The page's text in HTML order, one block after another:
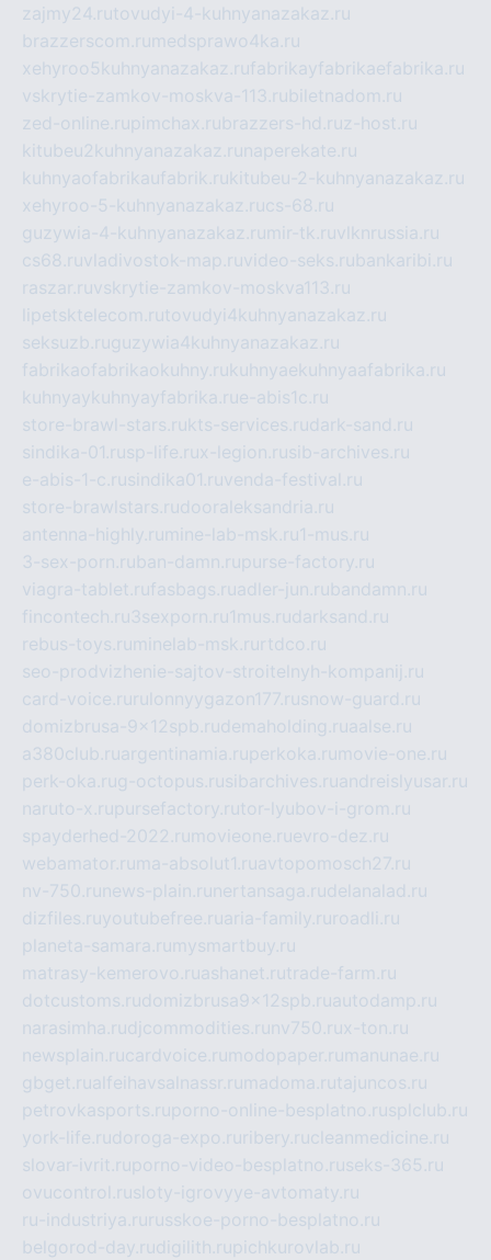
zajmy24.rutovudyi-4-kuhnyanazakaz.ru
brazzerscom.ru medsprawo4ka.ru
xehyroo5kuhnyanazakaz.rufabrikayfabrikaefabrika.ru
vskrytie-zamkov-moskva-113.rubiletnadom.ru
zed-online.rupimchax.rubrazzers-hd.ruz-host.ru
kitubeu2kuhnyanazakaz.ru naperekate.ru
kuhnyaofabrikaufabrik.rukitubeu-2-kuhnyanazakaz.ru
xehyroo-5-kuhnyanazakaz.rucs-68.ru
guzywia-4-kuhnyanazakaz.ru mir-tk.ruvlknrussia.ru
cs68.ruvladivostok-map.ruvideo-seks.rubankaribi.ru
raszar.ruvskrytie-zamkov-moskva113.ru
lipetsktelecom.rutovudyi4kuhnyanazakaz.ru
seksuzb.ruguzywia4kuhnyanazakaz.ru
fabrikaofabrikaokuhny.rukuhnyaekuhnyaafabrika.ru
kuhnyaykuhnyayfabrika.rue-abis1c.ru
store-brawl-stars.rukts-services.rudark-sand.ru
sindika-01.rusp-life.rux-legion.rusib-archives.ru
e-abis-1-c.rusindika01.ruvenda-festival.ru
store-brawlstars.rudooraleksandria.ru
antenna-highly.ru mine-lab-msk.ru1-mus.ru
3-sex-porn.ruban-damn.rupurse-factory.ru
viagra-tablet.rufasbags.ruadler-jun.rubandamn.ru
fincontech.ru3sexporn.ru1mus.rudarksand.ru
rebus-toys.ru minelab-msk.ru rtdco.ru
seo-prodvizhenie-sajtov-stroitelnyh-kompanij.ru
card-voice.ru rulonnyygazon177.rusnow-guard.ru
domizbrusa-9x12spb.rudemaholding.ruaalse.ru
a380club.ruargentinamia.ruperkoka.ru movie-one.ru
perk-oka.rug-octopus.rusibarchives.ruandreislyusar.ru
naruto-x.rupursefactory.rutor-lyubov-i-grom.ru
spayderhed-2022.ru movieone.ruevro-dez.ru
webamator.ru ma-absolut1.ruavtopomosch27.ru
nv-750.ru news-plain.ru nertansaga.rudelanalad.ru
dizfiles.ruyoutubefree.ruaria-family.ru roadli.ru
planeta-samara.ru mysmartbuy.ru
matrasy-kemerovo.ruashanet.rutrade-farm.ru
dotcustoms.rudomizbrusa9x12spb.ruautodamp.ru
narasimha.rudjcommodities.ru nv750.rux-ton.ru
newsplain.rucardvoice.ru modopaper.ru manunae.ru
gbget.rualfeihavsalnassr.ru madoma.rutajuncos.ru
petrovkasports.ruporno-online-besplatno.rusplclub.ru
york-life.rudoroga-expo.ru ribery.rucleanmedicine.ru
slovar-ivrit.ruporno-video-besplatno.ruseks-365.ru
ovucontrol.rusloty-igrovyye-avtomaty.ru
ru-industriya.ru russkoe-porno-besplatno.ru
belgorod-day.rudigilith.rupichkurovlab.ru